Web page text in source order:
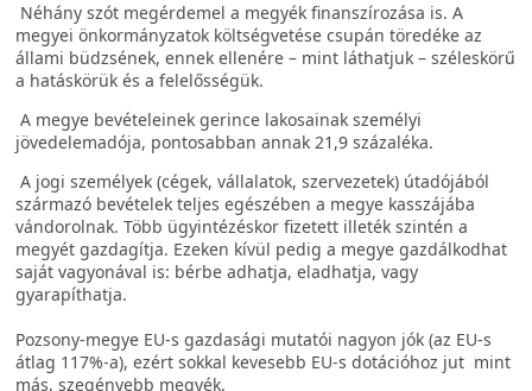
Néhány szót megérdemel a megyék finanszírozása is. A
megyei önkormányzatok költségvetése csupán töredéke az
állami büdzsének, ennek ellenére – mint láthatjuk – széleskörű
a hatáskörük és a felelősségük.
A megye bevételeinek gerince lakosainak személyi
jövedelemadója, pontosabban annak 21,9 százaléka.
A jogi személyek (cégek, vállalatok, szervezetek) útadójából
származó bevételek teljes egészében a megye kasszájába
vándorolnak. Több ügyintézéskor fizetett illeték szintén a
megyét gazdagítja. Ezeken kívül pedig a megye gazdálkodhat
saját vagyonával is: bérbe adhatja, eladhatja, vagy
gyarapíthatja.
Pozsony-megye EU-s gazdasági mutatói nagyon jók (az EU-s
átlag 117%-a), ezért sokkal kevesebb EU-s dotációhoz jut mint
más, szegényebb megyék.